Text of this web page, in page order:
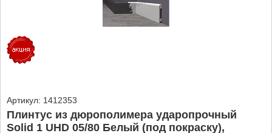
Артикул: 1412353
Плинтус из дюрополимера ударопрочный
Solid 1 UHD 05/80 Белый (под покраску),